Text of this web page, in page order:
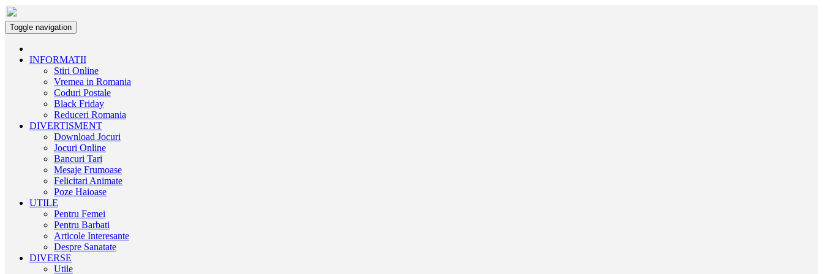
Toggle navigation
INFORMATII
Stiri Online
Vremea in Romania
Coduri Postale
Black Friday
Reduceri Romania
DIVERTISMENT
Download Jocuri
Jocuri Online
Bancuri Tari
Mesaje Frumoase
Felicitari Animate
Poze Haioase
UTILE
Pentru Femei
Pentru Barbati
Articole Interesante
Despre Sanatate
DIVERSE
Utile